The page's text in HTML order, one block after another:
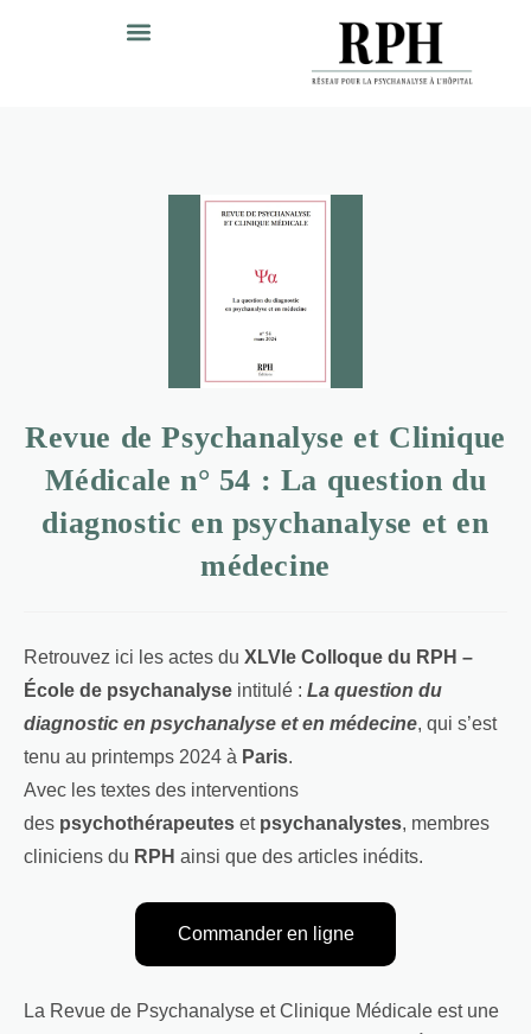
Revue de Psychanalyse et Clinique
Médicale n° 54 : La question du
diagnostic en psychanalyse et en
médecine
Retrouvez ici les actes du XLVIe Colloque du RPH –
École de psychanalyse intitulé : La question du
diagnostic en psychanalyse et en médecine, qui s’est
tenu au printemps 2024 à Paris.
Avec les textes des interventions
des psychothérapeutes et psychanalystes, membres
cliniciens du RPH ainsi que des articles inédits.
Commander en ligne
La Revue de Psychanalyse et Clinique Médicale est une